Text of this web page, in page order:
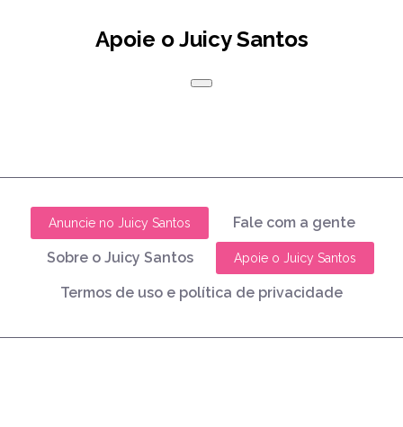
Apoie o Juicy Santos
Anuncie no Juicy Santos Fale com a gente
Sobre o Juicy Santos Apoie o Juicy Santos
Termos de uso e política de privacidade